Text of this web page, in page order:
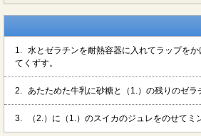
1. 水とゼラチンを耐熱容器に入れてラップを
てくずす。
2. あたためた牛乳に砂糖と（1.）の残りのゼラ
3. （2.）に（1.）のスイカのジュレをのせてミ